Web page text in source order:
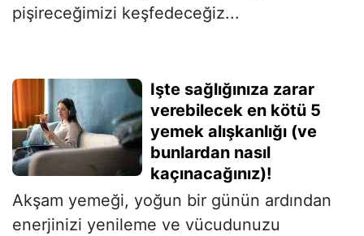
pişireceğimizi keşfedeceğiz...
Işte sağlığınıza zarar
verebilecek en kötü 5
yemek alışkanlığı (ve
bunlardan nasıl
kaçınacağınız)!
Akşam yemeği, yoğun bir günün ardından
enerjinizi yenileme ve vücudunuzu